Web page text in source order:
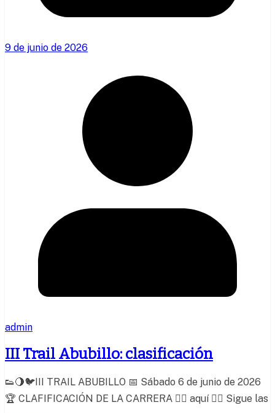
9 de junio de 2026
admin
III Trail Abubillo: clasificación
👟🌖🐦III TRAIL ABUBILLO 📅 Sábado 6 de junio de 2026
🏆 CLAFIFICACIÓN DE LA CARRERA 👉🏼 aquí 👉🏼 Sigue las